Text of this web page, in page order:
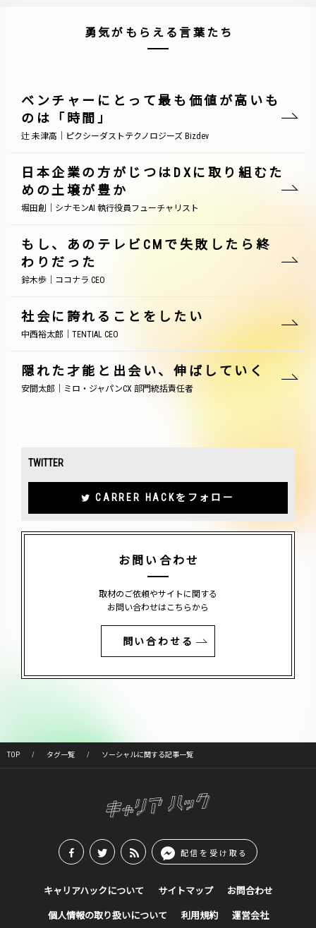
勇気がもらえる言葉たち
ベンチャーにとって最も価値が高いも
のは「時間」
辻 未津高｜ピクシーダストテクノロジーズ Bizdev
日本企業の方がじつはDXに取り組むた
めの土壌が豊か
堀田創｜シナモンAI 執行役員フューチャリスト
もし、あのテレビCMで失敗したら終
わりだった
鈴木歩｜ココナラ CEO
社会に誇れることをしたい
中西裕太郎｜TENTIAL CEO
隠れた才能と出会い、伸ばしていく
安間太郎｜ミロ・ジャパンCX 部門統括責任者
TWITTER
CARRER HACKをフォロー
お問い合わせ
取材のご依頼やサイトに関する
お問い合わせはこちらから
問い合わせる
TOP タグ一覧 ソーシャルに関する記事一覧
配信を受け取る
キャリアハックについて サイトマップ お問合わせ
個人情報の取り扱いについて 利用規約 運営会社